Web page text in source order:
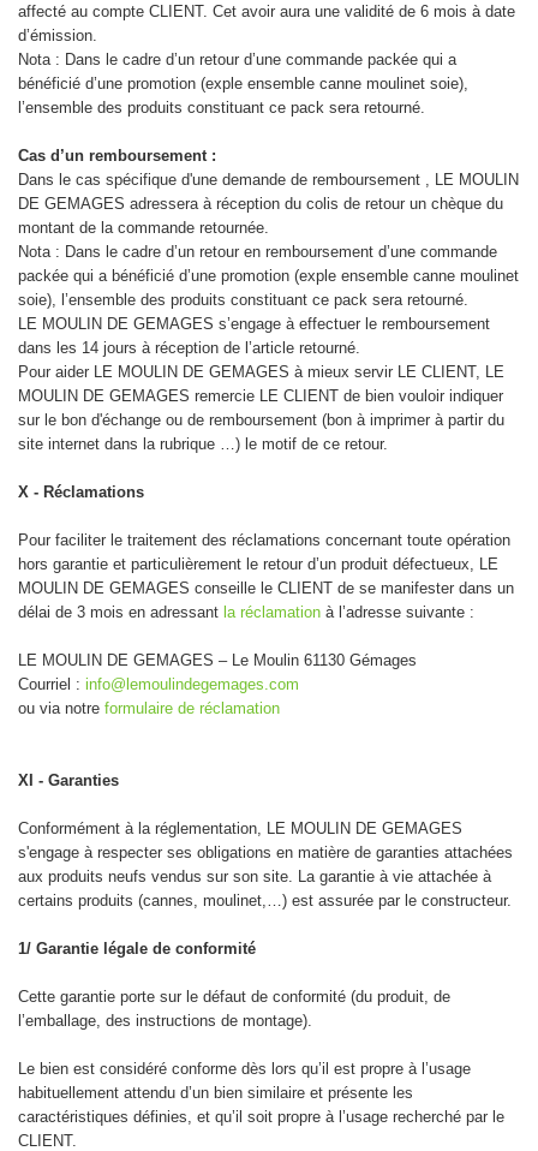
affecté au compte CLIENT. Cet avoir aura une validité de 6 mois à date
d’émission.
Nota : Dans le cadre d’un retour d’une commande packée qui a
bénéficié d’une promotion (exple ensemble canne moulinet soie),
l’ensemble des produits constituant ce pack sera retourné.
Cas d’un remboursement :
Dans le cas spécifique d'une demande de remboursement , LE MOULIN
DE GEMAGES adressera à réception du colis de retour un chèque du
montant de la commande retournée.
Nota : Dans le cadre d’un retour en remboursement d’une commande
packée qui a bénéficié d’une promotion (exple ensemble canne moulinet
soie), l’ensemble des produits constituant ce pack sera retourné.
LE MOULIN DE GEMAGES s’engage à effectuer le remboursement
dans les 14 jours à réception de l’article retourné.
Pour aider LE MOULIN DE GEMAGES à mieux servir LE CLIENT, LE
MOULIN DE GEMAGES remercie LE CLIENT de bien vouloir indiquer
sur le bon d'échange ou de remboursement (bon à imprimer à partir du
site internet dans la rubrique …) le motif de ce retour.
X - Réclamations
Pour faciliter le traitement des réclamations concernant toute opération
hors garantie et particulièrement le retour d’un produit défectueux, LE
MOULIN DE GEMAGES conseille le CLIENT de se manifester dans un
délai de 3 mois en adressant la réclamation à l’adresse suivante :
LE MOULIN DE GEMAGES – Le Moulin 61130 Gémages
Courriel : info@lemoulindegemages.com
ou via notre formulaire de réclamation
XI - Garanties
Conformément à la réglementation, LE MOULIN DE GEMAGES
s'engage à respecter ses obligations en matière de garanties attachées
aux produits neufs vendus sur son site. La garantie à vie attachée à
certains produits (cannes, moulinet,…) est assurée par le constructeur.
1/ Garantie légale de conformité
Cette garantie porte sur le défaut de conformité (du produit, de
l’emballage, des instructions de montage).
Le bien est considéré conforme dès lors qu’il est propre à l’usage
habituellement attendu d’un bien similaire et présente les
caractéristiques définies, et qu’il soit propre à l’usage recherché par le
CLIENT.